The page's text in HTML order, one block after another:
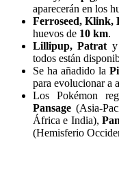
aparecerán en los
Ferroseed, Klink,
huevos de 10 km.
Lillipup, Patrat
todos están
Se ha añadido la
para evolucionar a
Los Pokémon
Pansage (Asia-
África e India),
(Hemisferio